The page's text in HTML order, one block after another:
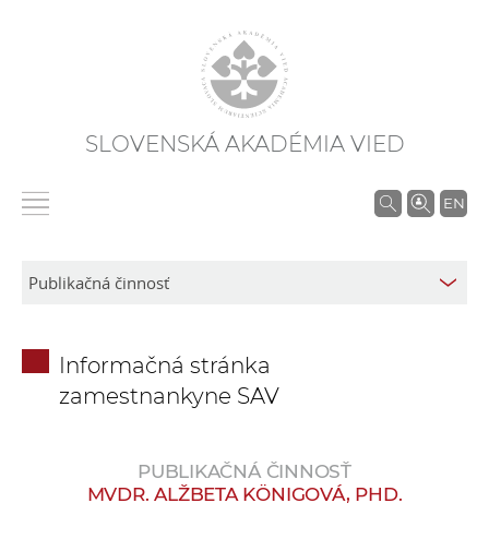
SLOVENSKÁ AKADÉMIA VIED
EN
V
Informačná stránka
zamestnankyne SAV
PUBLIKAČNÁ ČINNOSŤ
MVDR. ALŽBETA KÖNIGOVÁ, PHD.